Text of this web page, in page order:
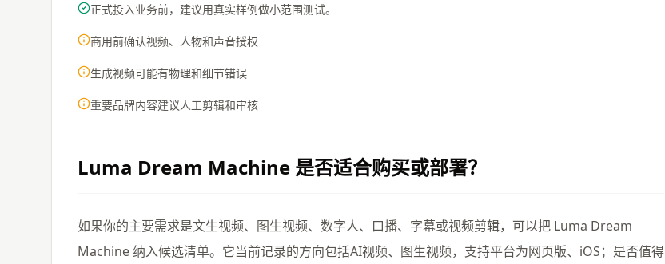
正式投入业务前，建议用真实样例做小范围测试。
商用前确认视频、人物和声音授权
生成视频可能有物理和细节错误
重要品牌内容建议人工剪辑和审核
Luma Dream Machine 是否适合购买或部署？
如果你的主要需求是文生视频、图生视频、数字人、口播、字幕或视频剪辑，可以把 Luma Dream
Machine 纳入候选清单。它当前记录的方向包括AI视频、图生视频，支持平台为网页版、iOS；是否值得